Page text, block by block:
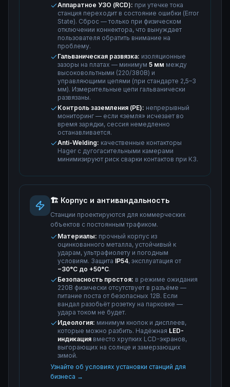
Аппаратное УЗО (RCD): при утечке тока
станция переходит в состояние ошибки (Error
State). Сброс — только при физическом
отключении коннектора, что вынуждает
пользователя обратить внимание на
проблему.
Гальваническая развязка: изоляционные
зазоры на платах — минимум 5 мм между
высоковольтными (220/380В) и
управляющими цепями (при стандарте 2,5–3
мм). Измерительные цепи гальванически
развязаны.
Контроль заземления (PE): непрерывный
мониторинг — если «земля» исчезает во
время зарядки, сессия немедленно
останавливается.
Anti-Welding: качественные контакторы
Hager с дугогасительными камерами
минимизируют риск сварки контактов при КЗ.
🏗️ Корпус и антивандальность
Станции проектируются для коммерческих
объектов с постоянным трафиком.
Материалы: прочный корпус из
оцинкованного металла, устойчивый к
ударам, ультрафиолету и погодным
условиям. Защита IP54, эксплуатация от
−30°C до +50°C.
Безопасность простоя: в режиме ожидания
220В физически отсутствует в разъёме —
питание поста от безопасных 12В. Если
вандал разобьёт розетку на парковке —
удара током не будет.
Идеология: минимум кнопок и дисплеев,
которые можно разбить. Надёжная LED-
индикация вместо хрупких LCD-экранов,
выгорающих на солнце и замерзающих
зимой.
Узнайте об условиях установки станций для
бизнеса →